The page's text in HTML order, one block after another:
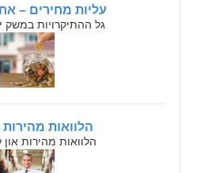
עליות מחירים –
גל ההתיקרויות במשק
הלוואות מהירות
הלוואות מהירות און